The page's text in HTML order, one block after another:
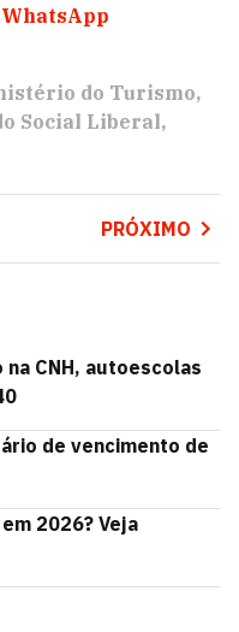
do Turismo
Social Liberal
PRÓXIMO
CNH, autoescolas
de vencimento de
2026? Veja